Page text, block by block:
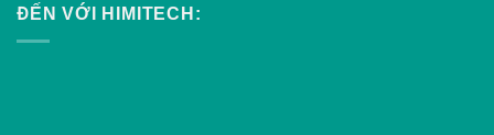
ĐẾN VỚI HIMITECH: